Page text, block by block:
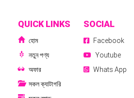
QUICK LINKS
হোম
নতুন পণ্য
অফার
সকল ক্যাটাগরি
SOCIAL
Facebook
Youtube
Whats App